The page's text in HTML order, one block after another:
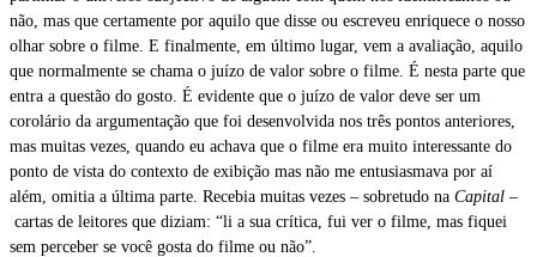
não, mas que certamente por aquilo que disse ou escreveu enriquece o nosso
olhar sobre o filme. E finalmente, em último lugar, vem a avaliação, aquilo
que normalmente se chama o juízo de valor sobre o filme. É nesta parte que
entra a questão do gosto. É evidente que o juízo de valor deve ser um
corolário da argumentação que foi desenvolvida nos três pontos anteriores,
mas muitas vezes, quando eu achava que o filme era muito interessante do
ponto de vista do contexto de exibição mas não me entusiasmava por aí
além, omitia a última parte. Recebia muitas vezes – sobretudo na Capital –
cartas de leitores que diziam: “li a sua crítica, fui ver o filme, mas fiquei
sem perceber se você gosta do filme ou não”.